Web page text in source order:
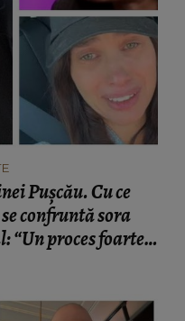
Pușcău. Cu ce
confruntă sora
proces foarte